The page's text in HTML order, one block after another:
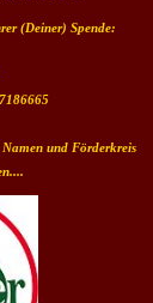
(Deiner) Spende:
Namen und Förderkreis